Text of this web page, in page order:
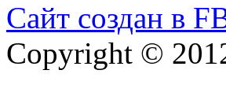
Сайт создан в
Copyright ©